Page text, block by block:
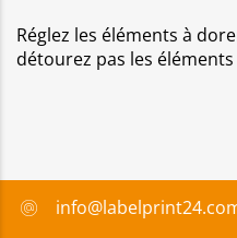
Réglez les éléments à
détourez pas les